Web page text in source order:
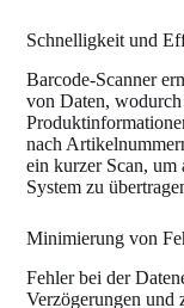
Schnelligkeit und
Barcode-Scanner
von Daten,
nach
ein kurzer Scan,
System zu
Minimierung von
Fehler bei der
Verzögerungen und